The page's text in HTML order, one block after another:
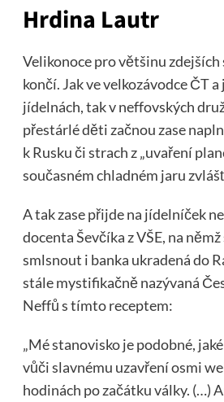
Hrdina Lautr
Velikonoce pro většinu
končí. Jak ve velkozávodce ČT
jídelnách, tak v neffovských
přestárlé děti začnou zase
k Rusku či strach z „uvaření
současném chladném jaru
A tak zase přijde na jídelníček
docenta Ševčíka z VŠE, na
smlsnout i banka ukradená do
stále mystifikačně nazývaná
Neffů s tímto receptem:
„Mé stanovisko je podobné,
vůči slavnému uzavření osmi
hodinách po začátku války. (…)